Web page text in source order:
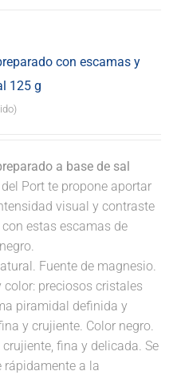
con escamas y
125 g
a base de sal
del Port te propone aportar
visual y contraste
estas escamas de
Fuente de magnesio.
color: preciosos cristales
piramidal definida y
y crujiente. Color negro.
crujiente, fina y delicada. Se
rápidamente a la